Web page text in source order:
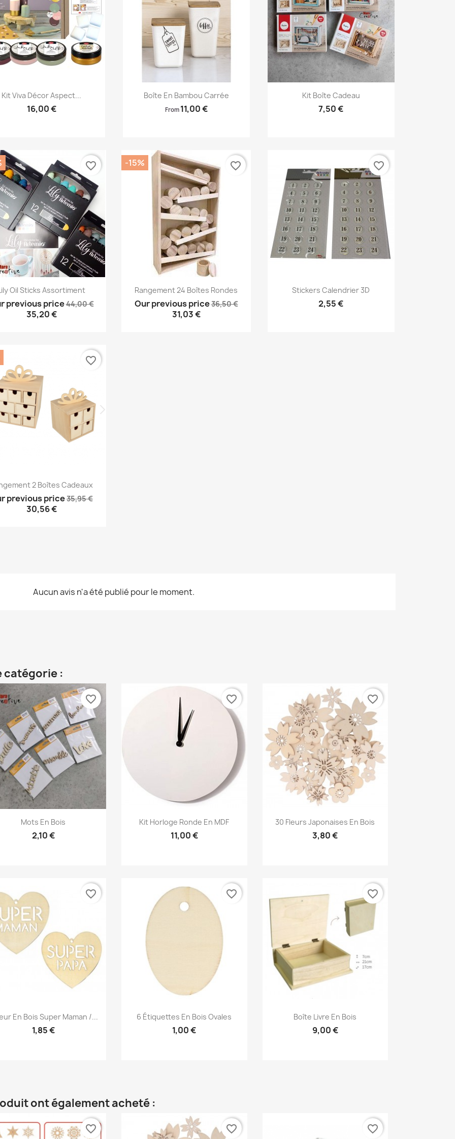
Aperçu rapide
Kit Viva Décor Aspect...
16,00 €
 Aperçu rapide
Boîte En Bambou Carrée
From 11,00 €
Aperçu rapide
Kit Boîte Cadeau
7,50 €
 Aperçu rapide
Oil Sticks Assortiment
previous price44,00 €
35,20 €
favorite_border
Aperçu rapide
Rangement 24 Boîtes Rondes
Our previous price36,50 €
31,03 €
-15% favorite_border
Aperçu rapide
Stickers Calendrier 3D
2,55 €
favorite_border
Aperçu rapide
2 Boîtes Cadeaux
previous price35,95 €
30,56 €
favorite_border
Aucun avis n'a été publié pour le moment.
catégorie :
Aperçu rapide
Mots En Bois
2,10 €
favorite_border
Aperçu rapide
Kit Horloge Ronde En MDF
11,00 €
favorite_border
Aperçu rapide
30 Fleurs Japonaises En Bois
3,80 €
favorite_border
Aperçu rapide
En Bois Super Maman /...
1,85 €
favorite_border
Aperçu rapide
6 Étiquettes En Bois Ovales
1,00 €
favorite_border
Aperçu rapide
Boîte Livre En Bois
9,00 €
favorite_border
ont également acheté :
favorite_border favorite_border favorite_border